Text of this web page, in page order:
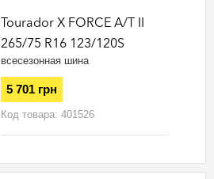
Tourador X FORCE A/T II
265/75 R16 123/120S
всесезонная шина
5 701 грн
Код товара:401526